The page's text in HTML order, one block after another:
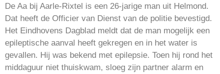
De Aa bij Aarle-Rixtel is een 26-jarige man uit Helmond.
Dat heeft de Officier van Dienst van de politie bevestigd.
Het Eindhovens Dagblad meldt dat de man mogelijk een
epileptische aanval heeft gekregen en in het water is
gevallen. Hij was bekend met epilepsie. Toen hij rond het
middaguur niet thuiskwam, sloeg zijn partner alarm en